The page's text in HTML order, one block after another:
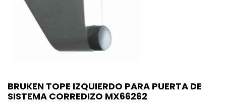
BRUKEN TOPE IZQUIERDO PARA PUERTA DE
SISTEMA CORREDIZO MX66262